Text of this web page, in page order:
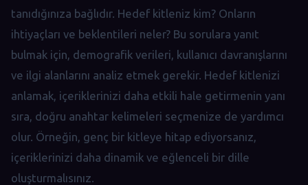
tanıdığınıza bağlıdır. Hedef kitleniz kim? Onların
ihtiyaçları ve beklentileri neler? Bu sorulara yanıt
bulmak için, demografik verileri, kullanıcı davranışlarını
ve ilgi alanlarını analiz etmek gerekir. Hedef kitlenizi
anlamak, içeriklerinizi daha etkili hale getirmenin yanı
sıra, doğru anahtar kelimeleri seçmenize de yardımcı
olur. Örneğin, genç bir kitleye hitap ediyorsanız,
içeriklerinizi daha dinamik ve eğlenceli bir dille
oluşturmalısınız.